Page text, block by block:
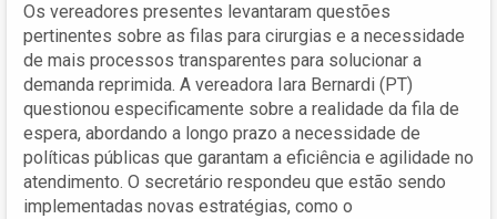
Os vereadores presentes levantaram questões
pertinentes sobre as filas para cirurgias e a necessidade
de mais processos transparentes para solucionar a
demanda reprimida. A vereadora Iara Bernardi (PT)
questionou especificamente sobre a realidade da fila de
espera, abordando a longo prazo a necessidade de
políticas públicas que garantam a eficiência e agilidade no
atendimento. O secretário respondeu que estão sendo
implementadas novas estratégias, como o